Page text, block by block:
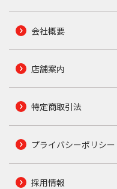
会社概要
店舗案内
特定商取引法
プライバシーポリシー
採用情報